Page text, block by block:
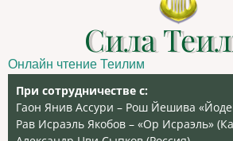
Сила
Онлайн чтение Теилим
При сотрудничестве с:
Гаон Янив Ассури – Рош Йешива
Рав Исраэль Якобов – «Ор Исраэль»